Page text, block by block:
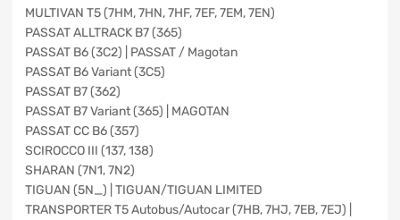
MULTIVAN T5 (7HM, 7HN, 7HF, 7EF, 7EM, 7EN)
PASSAT ALLTRACK B7 (365)
PASSAT B6 (3C2) | PASSAT / Magotan
PASSAT B6 Variant (3C5)
PASSAT B7 (362)
PASSAT B7 Variant (365) | MAGOTAN
PASSAT CC B6 (357)
SCIROCCO III (137, 138)
SHARAN (7N1, 7N2)
TIGUAN (5N_) | TIGUAN/TIGUAN LIMITED
TRANSPORTER T5 Autobus/Autocar (7HB, 7HJ, 7EB, 7EJ) |